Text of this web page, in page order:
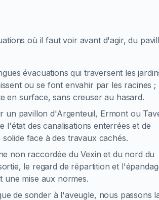
où il faut voir avant d'agir, du
évacuations qui traversent les
ou se font envahir par les racines ;
en surface, sans creuser au hasard.
un pavillon d'Argenteuil, Ermont ou
l'état des canalisations enterrées et de
face à des travaux cachés.
non raccordée du Vexin et du nord du
le regard de répartition et
une mise aux normes.
de sonder à l'aveugle, nous passons